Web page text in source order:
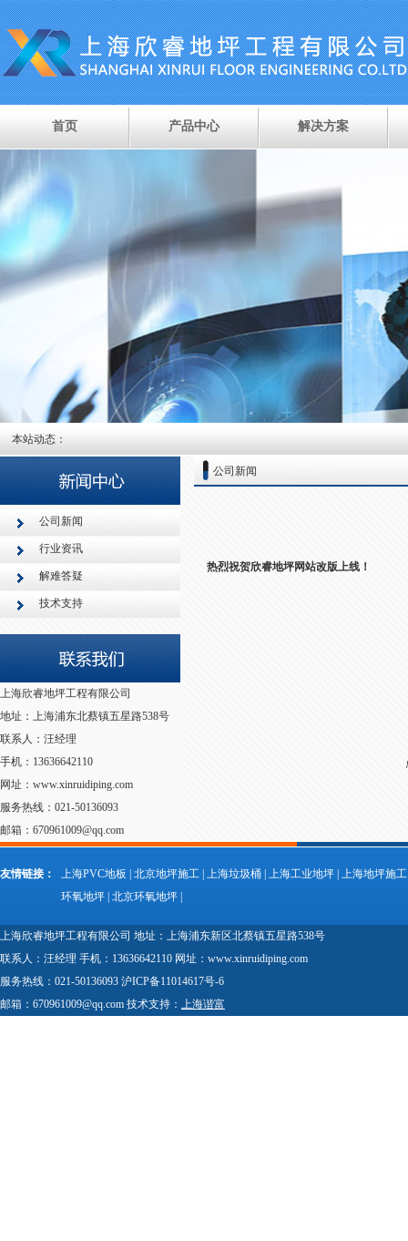
首页 产品中心 解决方案
本站动态：
公司新闻
行业资讯
解难答疑
技术支持
上海欣睿地坪工程有限公司
地址：上海浦东北蔡镇五星路538号
联系人：汪经理
手机：13636642110
网址：www.xinruidiping.com
服务热线：021-50136093
邮箱：670961009@qq.com
公司新闻
热烈祝贺欣睿地坪网站改版上线！
友情链接： 上海PVC地板 北京地坪施工 上海垃圾桶 上海工业地坪 上海地坪施工
环氧地坪 北京环氧地坪
上海欣睿地坪工程有限公司 地址：上海浦东新区北蔡镇五星路538号
联系人：汪经理 手机：13636642110 网址：www.xinruidiping.com
服务热线：021-50136093 沪ICP备11014617号-6
邮箱：670961009@qq.com 技术支持： 上海谐富